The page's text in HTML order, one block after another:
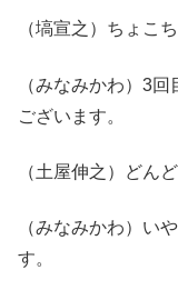
（塙宣之）ちょこ
（みなみかわ）3
ございます。
（土屋伸之）どん
（みなみかわ）い
す。